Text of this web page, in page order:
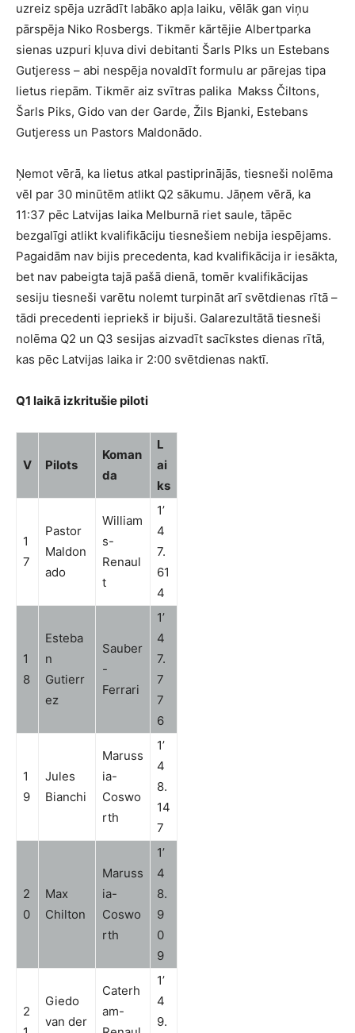
uzreiz spēja uzrādīt labāko apļa laiku, vēlāk gan viņu
pārspēja Niko Rosbergs. Tikmēr kārtējie Albertparka
sienas uzpuri kļuva divi debitanti Šarls PIks un Estebans
Gutjeress – abi nespēja novaldīt formulu ar pārejas tipa
lietus riepām. Tikmēr aiz svītras palika Makss Čiltons,
Šarls Piks, Gido van der Garde, Žils Bjanki, Estebans
Gutjeress un Pastors Maldonādo.
Ņemot vērā, ka lietus atkal pastiprinājās, tiesneši nolēma
vēl par 30 minūtēm atlikt Q2 sākumu. Jāņem vērā, ka
11:37 pēc Latvijas laika Melburnā riet saule, tāpēc
bezgalīgi atlikt kvalifikāciju tiesnešiem nebija iespējams.
Pagaidām nav bijis precedenta, kad kvalifikācija ir iesākta,
bet nav pabeigta tajā pašā dienā, tomēr kvalifikācijas
sesiju tiesneši varētu nolemt turpināt arī svētdienas rītā –
tādi precedenti iepriekš ir bijuši. Galarezultātā tiesneši
nolēma Q2 un Q3 sesijas aizvadīt sacīkstes dienas rītā,
kas pēc Latvijas laika ir 2:00 svētdienas naktī.
Q1 laikā izkritušie piloti
V Pilots
Koman
da
L
ai
ks
1
7
Pastor
Maldon
ado
William
s-
Renaul
t
1’
4
7.
61
4
1
8
Esteba
n
Gutierr
ez
Sauber
-
Ferrari
1’
4
7.
7
7
6
1
9
Jules
Bianchi
Maruss
ia-
Coswo
rth
1’
4
8.
14
7
2
0
Max
Chilton
Maruss
ia-
Coswo
rth
1’
4
8.
9
0
9
2
Giedo
van der
Caterh
am-
1’
4
9.